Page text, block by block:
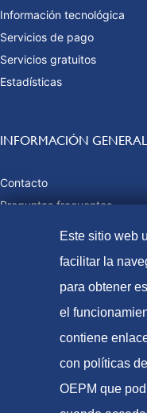
Información tecnológica
Servicios de pago
Servicios gratuitos
Estadísticas
INFORMACIÓN GENERAL
Contacto
Preguntas frecuentes
Tasas y precios públicos
© Oficina
Este sitio web
facilitar la
para obtener
el
contiene
con políticas
OEPM que